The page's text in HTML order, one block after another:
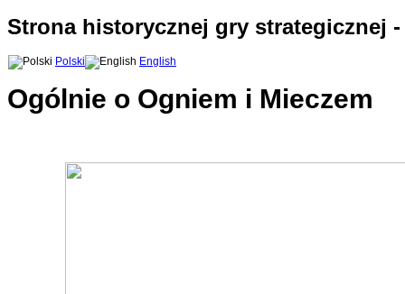
Strona historycznej gry strategicznej
Polski English
Ogólnie o Ogniem i Mieczem